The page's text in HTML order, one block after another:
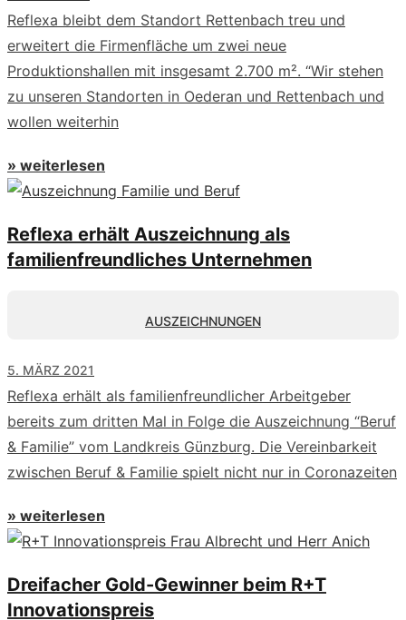
Reflexa bleibt dem Standort Rettenbach treu und
erweitert die Firmenfläche um zwei neue
Produktionshallen mit insgesamt 2.700 m². “Wir stehen
zu unseren Standorten in Oederan und Rettenbach und
wollen weiterhin
» weiterlesen
Reflexa erhält Auszeichnung als
familienfreundliches Unternehmen
AUSZEICHNUNGEN
5. MÄRZ 2021
Reflexa erhält als familienfreundlicher Arbeitgeber
bereits zum dritten Mal in Folge die Auszeichnung “Beruf
& Familie” vom Landkreis Günzburg. Die Vereinbarkeit
zwischen Beruf & Familie spielt nicht nur in Coronazeiten
» weiterlesen
Dreifacher Gold-Gewinner beim R+T
Innovationspreis